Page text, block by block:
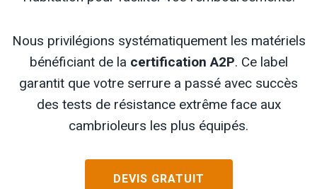
Nous privilégions systématiquement les matériels
bénéficiant de la certification A2P. Ce label
garantit que votre serrure a passé avec succès
des tests de résistance extrême face aux
cambrioleurs les plus équipés.
DEVIS GRATUIT